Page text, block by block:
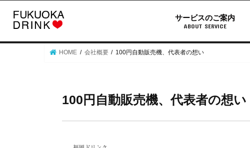
サービスのご案内
ABOUT SERVICE
HOME 会社概要 100円自動販売機、代表者の想い
100円自動販売機、代表者の想い